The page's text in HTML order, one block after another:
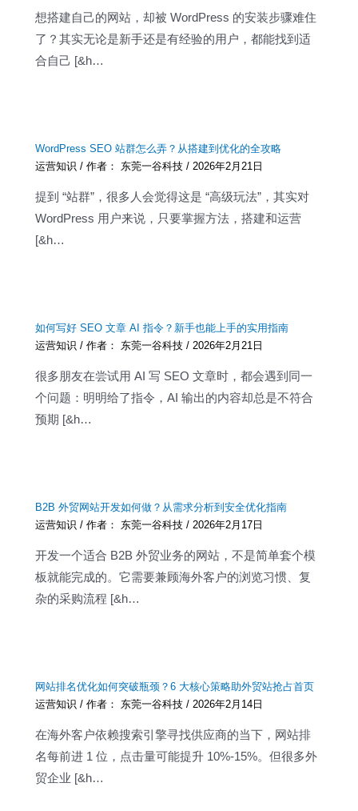
想搭建自己的网站，却被 WordPress 的安装步骤难住
了？其实无论是新手还是有经验的用户，都能找到适
合自己 [&h…
WordPress SEO 站群怎么弄？从搭建到优化的全攻略
运营知识 / 作者： 东莞一谷科技/2026年2月21日
提到 “站群”，很多人会觉得这是 “高级玩法”，其实对
WordPress 用户来说，只要掌握方法，搭建和运营
[&h…
如何写好 SEO 文章 AI 指令？新手也能上手的实用指南
运营知识 / 作者： 东莞一谷科技/2026年2月21日
很多朋友在尝试用 AI 写 SEO 文章时，都会遇到同一
个问题：明明给了指令，AI 输出的内容却总是不符合
预期 [&h…
B2B 外贸网站开发如何做？从需求分析到安全优化指南
运营知识 / 作者： 东莞一谷科技/2026年2月17日
开发一个适合 B2B 外贸业务的网站，不是简单套个模
板就能完成的。它需要兼顾海外客户的浏览习惯、复
杂的采购流程 [&h…
网站排名优化如何突破瓶颈？6 大核心策略助外贸站抢占首页
运营知识 / 作者： 东莞一谷科技/2026年2月14日
在海外客户依赖搜索引擎寻找供应商的当下，网站排
名每前进 1 位，点击量可能提升 10%-15%。但很多外
贸企业 [&h…